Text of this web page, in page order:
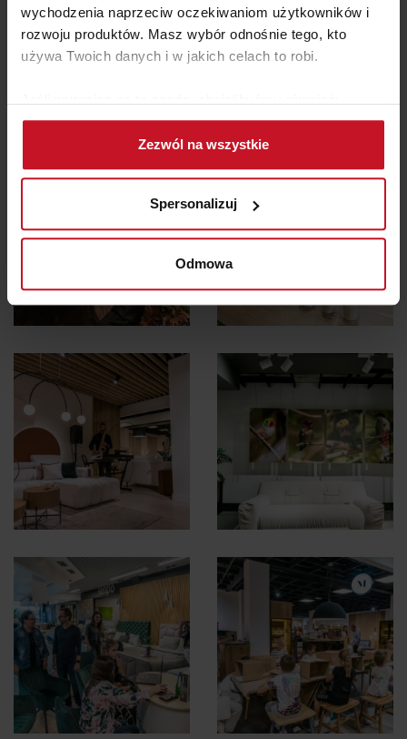
wychodzenia naprzeciw oczekiwaniom użytkowników i
rozwoju produktów. Masz wybór odnośnie tego, kto
używa Twoich danych i w jakich celach to robi.
Gromadzić dane dotyczące Twojej lokalizacji
geograficznej z dokładnością nawet do kilku metrów
Identyfikować Twoje urządzenie, aktywnie
(fingerprinting, czyli wirtualny odcisk palca)
Dowiedz się więcej odnośnie tego, jak Twoje osobiste
dane są przetwarzane oraz ustaw własne preferencje w
zmienić lub wycofać swoją zgodę w dowolnej chwili.
i reklam, aby oferować funkcje społecznościowe i
analizować ruch w naszej witrynie. Informacje o tym, jak
korzystasz z naszej witryny, udostępniamy partnerom
społecznościowym, reklamowym i analitycznym.
Partnerzy mogą połączyć te informacje z innymi danymi
otrzymanymi od Ciebie lub uzyskanymi podczas
korzystania z ich usług.
Zezwól na wszystkie
Spersonalizuj
Odmowa